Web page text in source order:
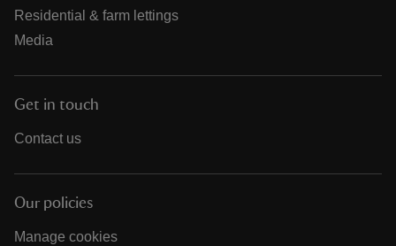
Residential & farm lettings
Media
Get in touch
Contact us
Our policies
Manage cookies